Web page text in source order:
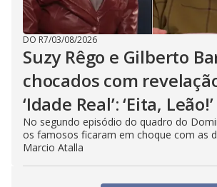
DO R7/03/08/2026
Suzy Rêgo e Gilberto
chocados com
‘Idade Real’: ‘Eita, Leão!’
No segundo episódio do quadro do
os famosos ficaram em choque com as
Marcio Atalla